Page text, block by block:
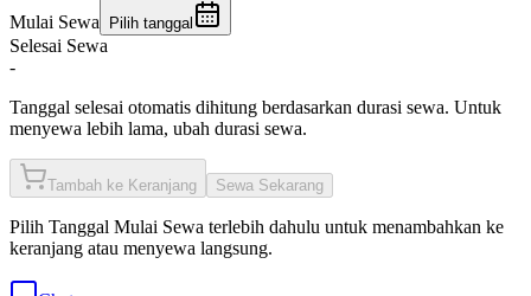
Mulai Sewa Pilih tanggal
Selesai Sewa
-
Tanggal selesai otomatis dihitung berdasarkan durasi sewa. Untuk
menyewa lebih lama, ubah durasi sewa.
Tambah ke Keranjang Sewa Sekarang
Pilih Tanggal Mulai Sewa terlebih dahulu untuk menambahkan ke
keranjang atau menyewa langsung.